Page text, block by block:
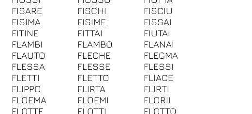
FISARE FISCHI
FISCIU
FISIMA FISIME
FISSAI
FITINE FITTAI
FIUTAI
FLAMBI FLAMBO
FLANAI
FLAUTO FLECHE
FLEGMA
FLESSA FLESSE
FLESSI
FLETTI FLETTO
FLIACE
FLIPPO FLIRTA
FLIRTI
FLOEMA FLOEMI
FLORII
FLOTTE FLOTTI
FLOTTO